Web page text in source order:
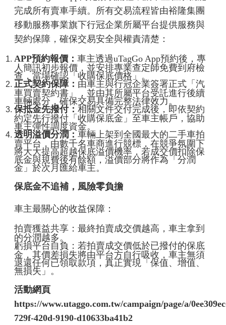
完成所有賣車手續。所有交易流程皆由裕隆集團
移動服務事業旗下行冠企業所屬平台提供服務與
契約保障，確保交易安全與權責清楚：
APP預約報價：車主透過uTagGo App預約後，專
人簡訊初步報價，並安排專業查定師免費到府檢
查，當場確認「收購保底價格」。
正式契約保障： 由車主與行冠企業簽署正式「汽
車買賣契約書」，並由其所屬平台受託進行後續
車輛處分，確保交易具備完整法律效力。
保抵金先撥付：相關文件交付完成後，即依契約
約定先行撥付「收購保底金」至車主帳戶，協助
車主彈性調度資金。
透明溢價分潤：車輛上架到全國最大的二手車拍
賣平台，由數千名車商進行競標，在競爭氛圍下
將大大提高超越保底溢價機率，若成交價扣除保
底金與規費後有餘額，溢價部分將作為「分潤
金」於次月匯給車主。
保底金不追補，風險零負擔
車主最關心的收益保障：
拍賣獲益共享：最終拍賣成交價越高，車主拿到
的分潤越多。
虧損平台自負：若拍賣成交價低於已撥付的保底
金，其價差損失將由平台方自行吸收，車主無須
退還任何已領取款項，真正實現「保值、增值、
無損失」。
活動網頁
https://www.utaggo.com.tw/campaign/page/a/
729f-420d-9190-d10633ba41b2